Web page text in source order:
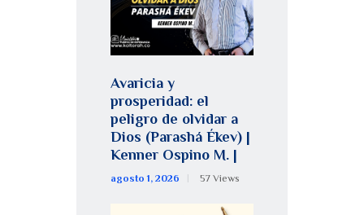
Avaricia y
prosperidad: el
peligro de olvidar a
Dios (Parashá Ékev) |
Kenner Ospino M. |
agosto 1, 2026 57 Views